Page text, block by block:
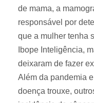
de mama, a
responsável por
que a mulher tenha
Ibope Inteligência,
deixaram de fazer
Além da pandemia
doença trouxe,